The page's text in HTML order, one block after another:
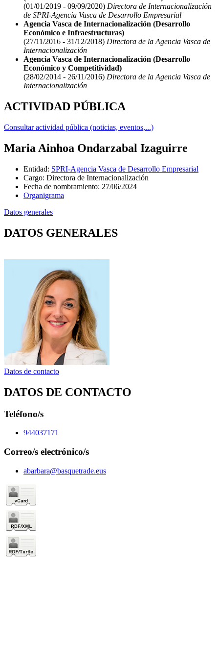
(01/01/2019 - 09/09/2020) Directora de Internacionalización
de SPRI-Agencia Vasca de Desarrollo Empresarial
Agencia Vasca de Internacionalización (Desarrollo
Económico e Infraestructuras)
(27/11/2016 - 31/12/2018) Directora de la Agencia Vasca de
Internacionalización
Agencia Vasca de Internacionalización (Desarrollo
Económico y Competitividad)
(28/02/2014 - 26/11/2016) Directora de la Agencia Vasca de
Internacionalización
ACTIVIDAD PÚBLICA
Consultar actividad pública (noticias, eventos,...)
Maria Ainhoa Ondarzabal Izaguirre
Entidad: SPRI-Agencia Vasca de Desarrollo Empresarial
Cargo: Directora de Internacionalización
Fecha de nombramiento: 27/06/2024
Organigrama
Datos generales
DATOS GENERALES
Datos de contacto
DATOS DE CONTACTO
Teléfono/s
944037171
Correo/s electrónico/s
abarbara@basquetrade.eus